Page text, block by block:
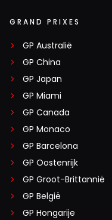
GRAND PRIXES
GP Australië
GP China
GP Japan
GP Miami
GP Canada
GP Monaco
GP Barcelona
GP Oostenrijk
GP Groot-Brittannië
GP België
GP Hongarije